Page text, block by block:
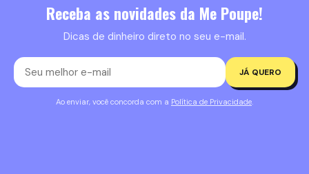
Receba as novidades da Me Poupe!
Dicas de dinheiro direto no seu e-mail.
JÁ QUERO
Ao enviar, você concorda com a Política de Privacidade